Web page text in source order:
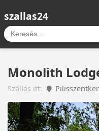
szallas24
Monolith
Szállás itt: